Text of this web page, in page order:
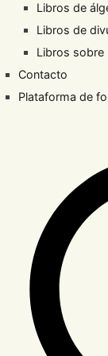
Libros de
Libros de
Libros sobre
Contacto
Plataforma de